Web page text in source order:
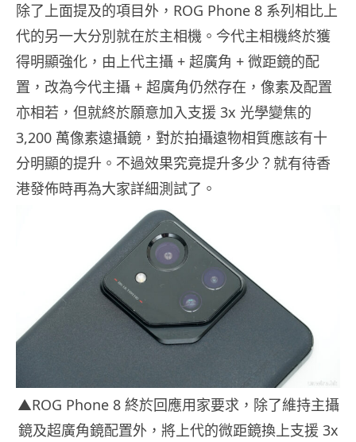
除了上面提及的項目外，ROG Phone 8 系列相比上
代的另一大分別就在於主相機。今代主相機終於獲
得明顯強化，由上代主攝 + 超廣角 + 微距鏡的配
置，改為今代主攝 + 超廣角仍然存在，像素及配置
亦相若，但就終於願意加入支援 3x 光學變焦的
3,200 萬像素遠攝鏡，對於拍攝遠物相質應該有十
分明顯的提升。不過效果究竟提升多少？就有待香
港發佈時再為大家詳細測試了。
▲ROG Phone 8 終於回應用家要求，除了維持主攝
鏡及超廣角鏡配置外，將上代的微距鏡換上支援 3x